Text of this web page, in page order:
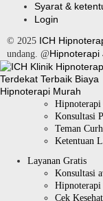
Syarat &
Login
© 2025 ICH
undang. @Hipnoterapi
Hipnoterapi
Konsultasi
Teman
Ketentuan
Layanan Gratis
Konsultasi
Cek